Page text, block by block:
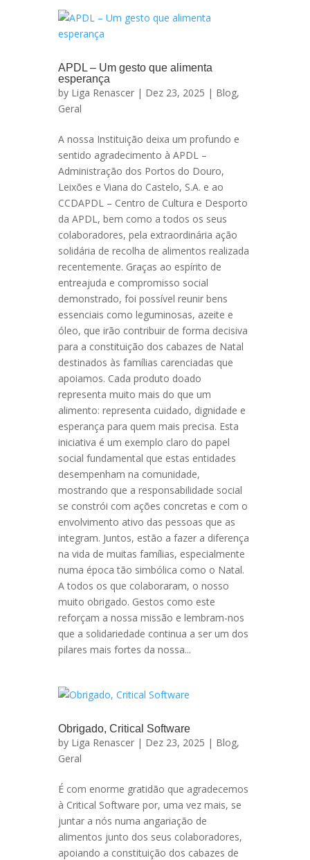
APDL – Um gesto que alimenta
esperança
by Liga Renascer | Dez 23, 2025 | Blog,
Geral
A nossa Instituição deixa um profundo e
sentido agradecimento à APDL –
Administração dos Portos do Douro,
Leixões e Viana do Castelo, S.A. e ao
CCDAPDL – Centro de Cultura e Desporto
da APDL, bem como a todos os seus
colaboradores, pela extraordinária ação
solidária de recolha de alimentos realizada
recentemente. Graças ao espírito de
entreajuda e compromisso social
demonstrado, foi possível reunir bens
essenciais como leguminosas, azeite e
óleo, que irão contribuir de forma decisiva
para a constituição dos cabazes de Natal
destinados às famílias carenciadas que
apoiamos. Cada produto doado
representa muito mais do que um
alimento: representa cuidado, dignidade e
esperança para quem mais precisa. Esta
iniciativa é um exemplo claro do papel
social fundamental que estas entidades
desempenham na comunidade,
mostrando que a responsabilidade social
se constrói com ações concretas e com o
envolvimento ativo das pessoas que as
integram. Juntos, estão a fazer a diferença
na vida de muitas famílias, especialmente
numa época tão simbólica como o Natal.
A todos os que colaboraram, o nosso
muito obrigado. Gestos como este
reforçam a nossa missão e lembram-nos
que a solidariedade continua a ser um dos
pilares mais fortes da nossa...
Obrigado, Critical Software
by Liga Renascer | Dez 23, 2025 | Blog,
Geral
É com enorme gratidão que agradecemos
à Critical Software por, uma vez mais, se
juntar a nós numa angariação de
alimentos junto dos seus colaboradores,
apoiando a constituição dos cabazes de